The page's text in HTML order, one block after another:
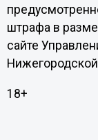
штрафа в
сайте
18+